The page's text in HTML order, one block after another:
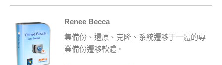
Renee Becca
集備份、還原、克隆、系統遷移于一體的專
業備份遷移軟體。